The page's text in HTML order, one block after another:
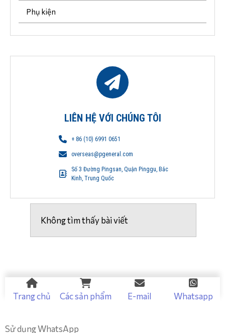
Phụ kiện
LIÊN HỆ VỚI CHÚNG TÔI
+ 86 (10) 6991 0651
overseas@pgeneral.com
Số 3 Đường Pingsan, Quận Pinggu, Bắc
Kinh, Trung Quốc
Không tìm thấy bài viết
Trang chủ Các sản phẩm E-mail Whatsapp
Sử dụng WhatsApp